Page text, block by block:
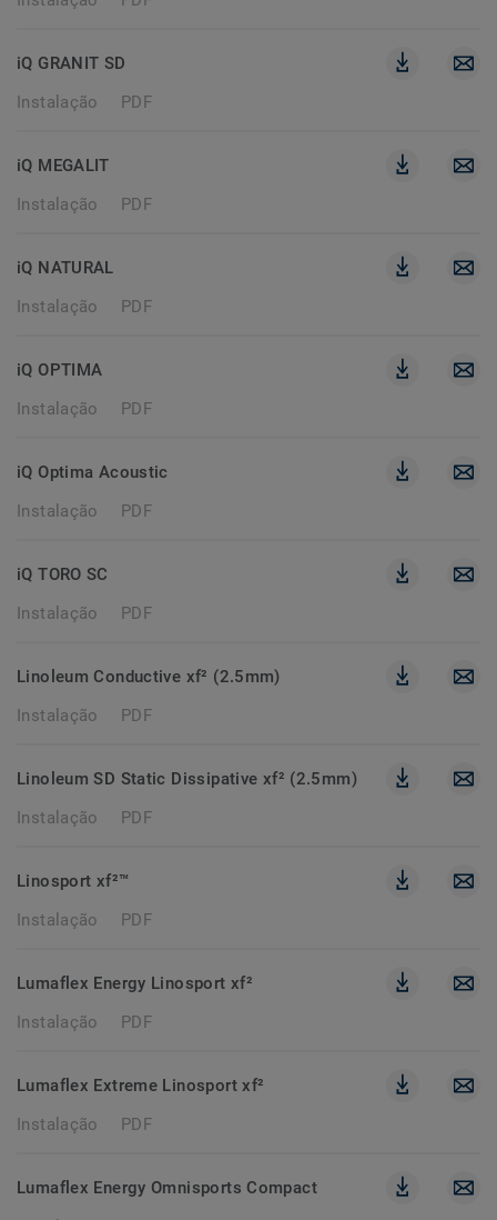
iQ GRANIT SD
Instalação
PDF
iQ MEGALIT
Instalação
PDF
iQ NATURAL
Instalação
PDF
iQ OPTIMA
Instalação
PDF
iQ Optima Acoustic
Instalação
PDF
iQ TORO SC
Instalação
PDF
Linoleum Conductive xf² (2.5mm)
Instalação
PDF
Linoleum SD Static Dissipative xf² (2.5mm)
Instalação
PDF
Linosport xf²™
Instalação
PDF
Lumaflex Energy Linosport xf²
Instalação
PDF
Lumaflex Extreme Linosport xf²
Instalação
PDF
Lumaflex Energy Omnisports Compact